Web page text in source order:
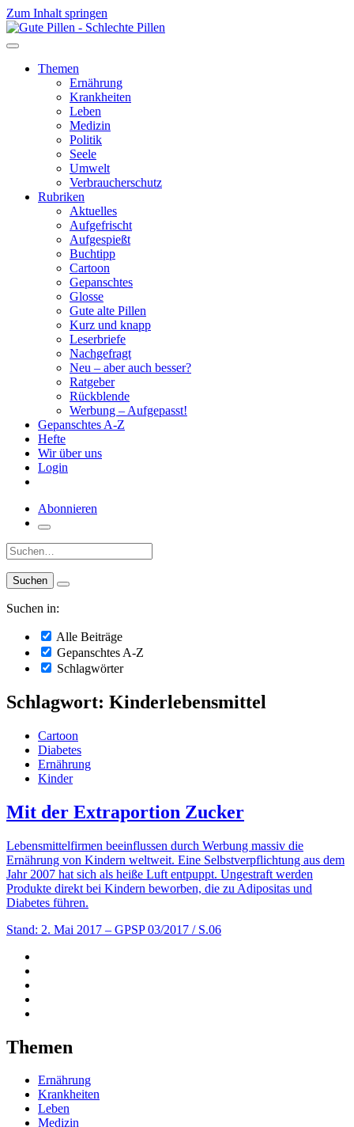
Zum Inhalt springen
Themen
Ernährung
Krankheiten
Leben
Medizin
Politik
Seele
Umwelt
Verbraucherschutz
Rubriken
Aktuelles
Aufgefrischt
Aufgespießt
Buchtipp
Cartoon
Gepanschtes
Glosse
Gute alte Pillen
Kurz und knapp
Leserbriefe
Nachgefragt
Neu – aber auch besser?
Ratgeber
Rückblende
Werbung – Aufgepasst!
Gepanschtes A-Z
Hefte
Wir über uns
Login
Abonnieren
Suche:
Suchen in:
Alle Beiträge
Gepanschtes A-Z
Schlagwörter
Schlagwort: Kinderlebensmittel
Cartoon
Diabetes
Ernährung
Kinder
Mit der Extraportion Zucker
Lebensmittelfirmen beeinflussen durch Werbung massiv die
Ernährung von Kindern weltweit. Eine Selbstverpflichtung aus dem
Jahr 2007 hat sich als heiße Luft entpuppt. Ungestraft werden
Produkte direkt bei Kindern beworben, die zu Adipositas und
Diabetes führen.
Stand: 2. Mai 2017 – GPSP 03/2017 / S.06
Themen
Ernährung
Krankheiten
Leben
Medizin